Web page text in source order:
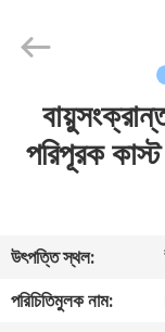
আমাদের
সম্পর্কে
Export
Reserved.
পরিপূরক
উৎপত্তি স্থল:
পরিচিতিমুলক নাম: